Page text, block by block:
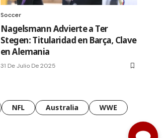
Soccer
Nagelsmann Advierte a Ter
Stegen: Titularidad en Barça, Clave
en Alemania
31 De Julio De 2025
NFL Australia
WWE